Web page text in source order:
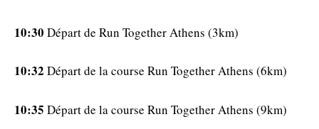
10:30 Départ de Run Together Athens (3km)
10:32 Départ de la course Run Together Athens (6km)
10:35 Départ de la course Run Together Athens (9km)